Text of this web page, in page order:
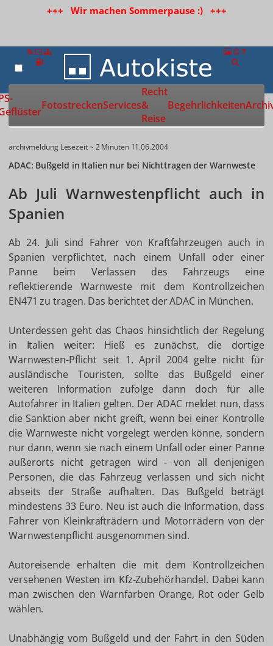
+++ Wir machen Sommerpause :) +++
Zur Startseite
FotostreckenServices
Recht
&
Reise
Begehrlichkeiten
archivmeldung Lesezeit ~ 2 Minuten 11.06.2004
ADAC: Bußgeld in Italien nur bei Nichttragen der Warnweste
Ab Juli Warnwestenpflicht auch in
Spanien
Ab 24. Juli sind Fahrer von Kraftfahrzeugen auch in
Spanien verpflichtet, nach einem Unfall oder einer
Panne beim Verlassen des Fahrzeugs eine
reflektierende Warnweste mit dem Kontrollzeichen
EN471 zu tragen. Das berichtet der ADAC in München.
Unterdessen geht das Chaos hinsichtlich der Regelung
in Italien weiter: Hieß es zunächst, die dortige
Warnwesten-Pflicht seit 1. April 2004 gelte nicht für
ausländische Touristen, sollte das Bußgeld einer
weiteren Information zufolge dann doch für alle
Autofahrer in Italien gelten. Der ADAC meldet nun, dass
die Sanktion aber nicht greift, wenn bei einer Kontrolle
die Warnweste nicht vorgelegt werden könne, sondern
nur dann, wenn sie nach einem Unfall oder einer Panne
außerorts nicht getragen wird - von all denjenigen
Personen, die das Fahrzeug verlassen und sich nicht
abseits der Straße aufhalten. Das Bußgeld beträgt
mindestens 33 Euro. Neu ist auch die Information, dass
Fahrer von Kleinkrafträdern und Motorrädern von der
Warnwestenpflicht ausgenommen sind.
Autoreisende erhalten die mit dem Kontrollzeichen
versehenen Westen im Kfz-Zubehörhandel. Dabei kann
man zwischen den Warnfarben Orange, Rot oder Gelb
wählen.
Unabhängig vom Bußgeld und der Fahrt in den Süden